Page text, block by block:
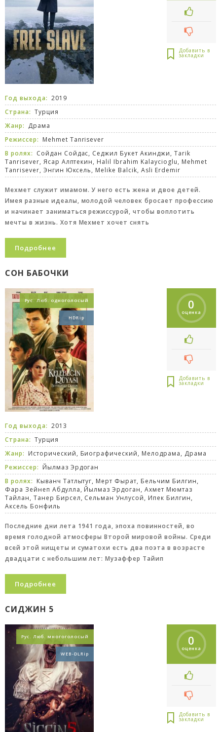
Год выхода: 2019
Страна: Турция
Жанр: Драма
Режиссер: Mehmet Tanrisever
В ролях: Сойдан Сойдас, Седжил Букет Акинджи, Tarik
Tanrisever, Ясар Алптекин, Halil Ibrahim Kalaycioglu, Mehmet
Tanrisever, Энгин Юксель, Melike Balcik, Asli Erdemir
Мехмет служит имамом. У него есть жена и двое детей.
Имея разные идеалы, молодой человек бросает профессию
и начинает заниматься режиссурой, чтобы воплотить
мечты в жизнь. Хотя Мехмет хочет снять
Подробнее
СОН БАБОЧКИ
Рус. Люб. одноголосый
HDRip
0
оценка
Год выхода: 2013
Страна: Турция
Жанр: Исторический, Биографический, Мелодрама, Драма
Режиссер: Йылмаз Эрдоган
В ролях: Кыванч Татлытуг, Мерт Фырат, Бельчим Билгин,
Фара Зейнеп Абдулла, Йылмаз Эрдоган, Ахмет Мюмтаз
Тайлан, Танер Бирсел, Сельман Унлусой, Ипек Билгин,
Аксель Бонфиль
Последние дни лета 1941 года, эпоха повинностей, во
время голодной атмосферы Второй мировой войны. Среди
всей этой нищеты и суматохи есть два поэта в возрасте
двадцати с небольшим лет: Музаффер Тайип
Подробнее
СИДЖИН 5
Рус. Люб. многоголосый
WEB-DLRip
0
оценка